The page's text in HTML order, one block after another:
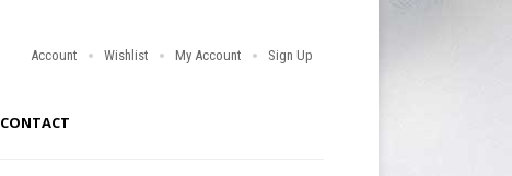
Account Wishlist My Account Sign Up
CONTACT